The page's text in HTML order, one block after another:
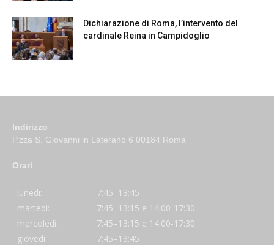
Dichiarazione di Roma, l’intervento del
cardinale Reina in Campidoglio
Indirizzo
P.zza S. Giovanni in Laterano 6 00184 Roma
Orari
lunedi:
7:45–13:45
martedi:
7:45–13:15 e 14:00-17:30
mercoledi:
7:45–13:15 e 14:00-17:30
giovedi:
7:45–13:45